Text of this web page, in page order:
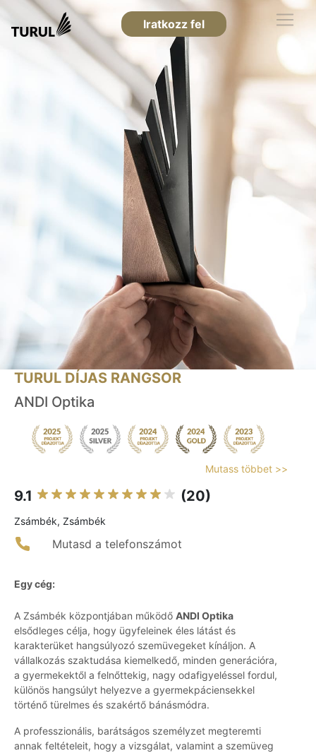
Iratkozz fel
TURUL DÍJAS RANGSOR
ANDI Optika
Mutass többet >>
9.1 (20)
Zsámbék, Zsámbék
Mutasd a telefonszámot
Egy cég:
A Zsámbék központjában működő ANDI Optika
elsődleges célja, hogy ügyfeleinek éles látást és
karakterüket hangsúlyozó szemüvegeket kínáljon. A
vállalkozás szaktudása kiemelkedő, minden generációra,
a gyermekektől a felnőttekig, nagy odafigyeléssel fordul,
különös hangsúlyt helyezve a gyermekpáciensekkel
történő türelmes és szakértő bánásmódra.
A professzionális, barátságos személyzet megteremti
annak feltételeit, hogy a vizsgálat, valamint a szemüveg